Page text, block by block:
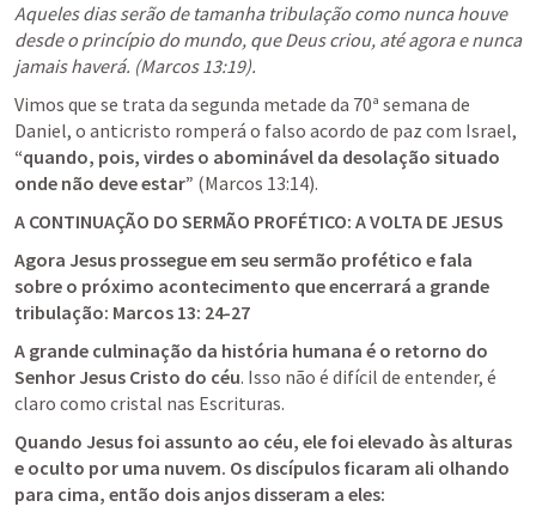
Aqueles dias serão de tamanha tribulação como nunca houve
desde o princípio do mundo, que Deus criou, até agora e nunca
jamais haverá. (Marcos 13:19).
Vimos que se trata da segunda metade da 70ª semana de
“quando, pois, virdes o abominável da desolação situado
onde não deve estar” (Marcos 13:14).
A CONTINUAÇÃO DO SERMÃO PROFÉTICO: A VOLTA DE JESUS
Agora Jesus prossegue em seu sermão profético e fala
sobre o próximo acontecimento que encerrará a grande
tribulação: Marcos 13: 24-27
A grande culminação da história humana é o retorno do
Senhor Jesus Cristo do céu. Isso não é difícil de entender, é
claro como cristal nas Escrituras.
Quando Jesus foi assunto ao céu, ele foi elevado às alturas
e oculto por uma nuvem. Os discípulos ficaram ali olhando
para cima, então dois anjos disseram a eles: